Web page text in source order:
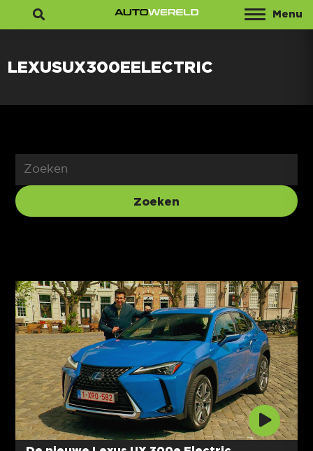
Menu
LEXUSUX300EELECTRIC